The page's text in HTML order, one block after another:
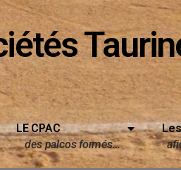
LE CPAC
des palcos formés…